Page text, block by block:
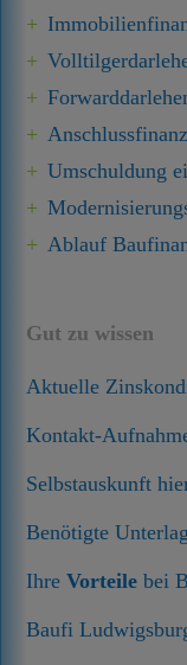
Umschuldung
Ablauf
Gut zu wissen
Aktuelle
Kontakt-
Selbstauskunft
Benötigte
IhreVorteile bei
Baufi